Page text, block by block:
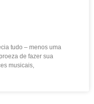
tudo – menos uma
de fazer sua
musicais,